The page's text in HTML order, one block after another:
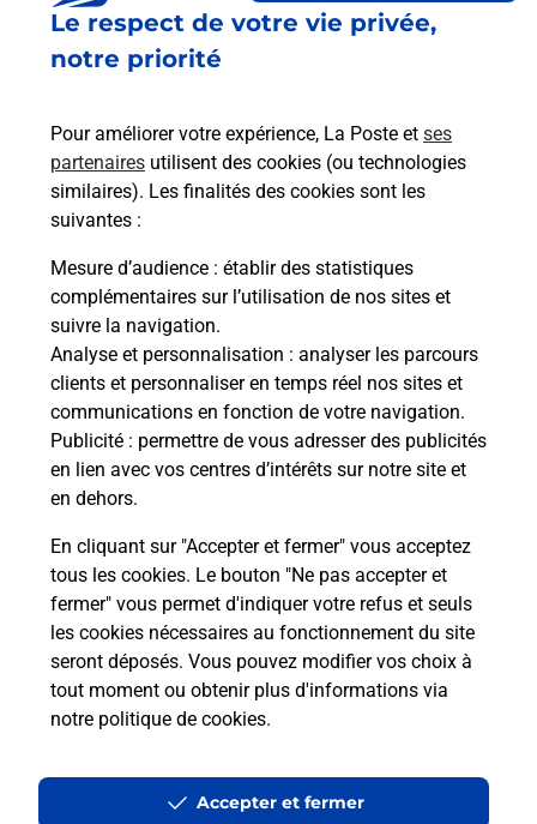
Le respect de votre vie privée,
notre priorité
Pour améliorer votre expérience, La Poste et ses
partenaires utilisent des cookies (ou technologies
similaires). Les finalités des cookies sont les
suivantes :
Mesure d’audience : établir des statistiques
complémentaires sur l’utilisation de nos sites et
suivre la navigation.
Analyse et personnalisation : analyser les parcours
clients et personnaliser en temps réel nos sites et
communications en fonction de votre navigation.
Publicité : permettre de vous adresser des publicités
en lien avec vos centres d’intérêts sur notre site et
en dehors.
En cliquant sur "Accepter et fermer" vous acceptez
tous les cookies. Le bouton "Ne pas accepter et
fermer" vous permet d'indiquer votre refus et seuls
les cookies nécessaires au fonctionnement du site
seront déposés. Vous pouvez modifier vos choix à
tout moment ou obtenir plus d'informations via
notre politique de cookies.
Accepter et fermer
Boîte aux lettres La Poste
Rue Alexis Lemetayer
50300 Saint Ovin
Le lien s'ouvre dans un nouvel onglet
Boîte aux lettres La Poste
Prochaine collecte du courrierlundià 08h00
3 Rue Des Calvaires
50300 Saint Ovin
Le lien s'ouvre dans un nouvel onglet
Localiser Liste Boîtes aux lettres Manche Saint Ovin
Accessibilité : partiellement conforme